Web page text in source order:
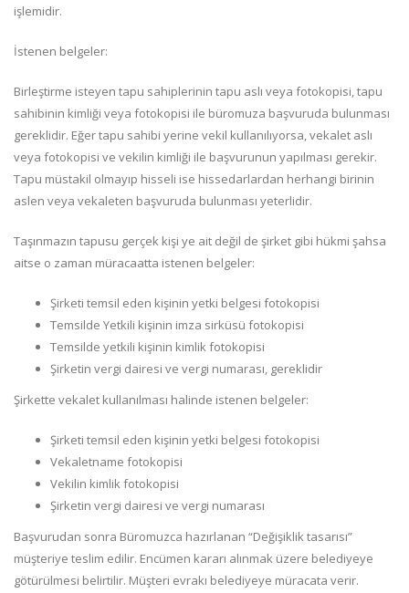
işlemidir.
İstenen belgeler:
Birleştirme isteyen tapu sahiplerinin tapu aslı veya fotokopisi, tapu
sahibinin kimliği veya fotokopisi ile büromuza başvuruda bulunması
gereklidir. Eğer tapu sahibi yerine vekil kullanılıyorsa, vekalet aslı
veya fotokopisi ve vekilin kimliği ile başvurunun yapılması gerekir.
Tapu müstakil olmayıp hisseli ise hissedarlardan herhangi birinin
aslen veya vekaleten başvuruda bulunması yeterlidir.
Taşınmazın tapusu gerçek kişi ye ait değil de şirket gibi hükmi şahsa
aitse o zaman müracaatta istenen belgeler:
Şirketi temsil eden kişinin yetki belgesi fotokopisi
Temsilde Yetkili kişinin imza sirküsü fotokopisi
Temsilde yetkili kişinin kimlik fotokopisi
Şirketin vergi dairesi ve vergi numarası, gereklidir
Şirkette vekalet kullanılması halinde istenen belgeler:
Şirketi temsil eden kişinin yetki belgesi fotokopisi
Vekaletname fotokopisi
Vekilin kimlik fotokopisi
Şirketin vergi dairesi ve vergi numarası
Başvurudan sonra Büromuzca hazırlanan “Değişiklik tasarısı”
müşteriye teslim edilir. Encümen kararı alınmak üzere belediyeye
götürülmesi belirtilir. Müşteri evrakı belediyeye müracata verir.